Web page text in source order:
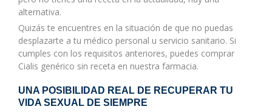
alternativa.
Quizás te encuentres en la situación de que no puedas
desplazarte a tu médico personal u servicio sanitario. Si
cumples con los requisitos anteriores, puedes comprar
Cialis genérico sin receta en nuestra farmacia.
UNA POSIBILIDAD REAL DE RECUPERAR TU
VIDA SEXUAL DE SIEMPRE